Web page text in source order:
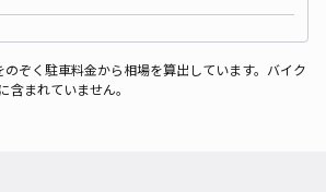
ぞく駐車料金から相場を算出しています。バイク
含まれていません。